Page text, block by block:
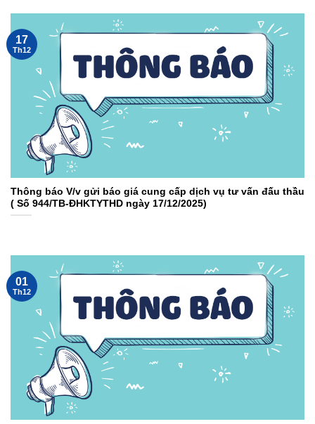
Thông báo V/v gửi báo giá cung cấp dịch vụ tư vấn đấu thầu
( Số 944/TB-ĐHKTYTHD ngày 17/12/2025)
17
Th12
01
Th12